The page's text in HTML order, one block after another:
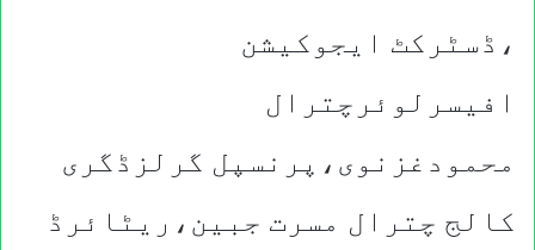
،ڈسٹرکٹ ایجوکیشن
افیسرلوئرچترال
محمودغزنوی،پرنسپل گرلزڈگری
کالج چترال مسرت جبین،ریٹائرڈ